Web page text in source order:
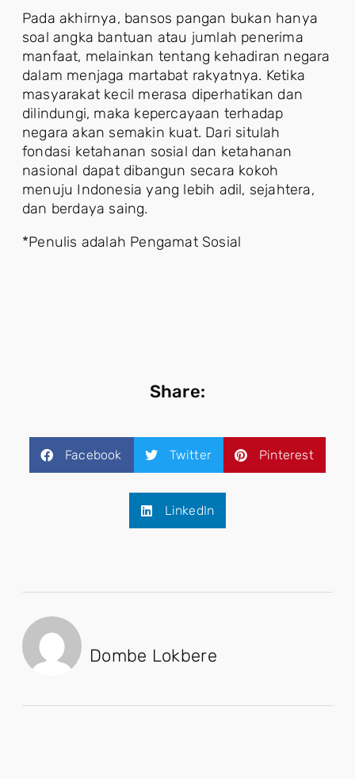
Pada akhirnya, bansos pangan bukan hanya
soal angka bantuan atau jumlah penerima
manfaat, melainkan tentang kehadiran negara
dalam menjaga martabat rakyatnya. Ketika
masyarakat kecil merasa diperhatikan dan
dilindungi, maka kepercayaan terhadap
negara akan semakin kuat. Dari situlah
fondasi ketahanan sosial dan ketahanan
nasional dapat dibangun secara kokoh
menuju Indonesia yang lebih adil, sejahtera,
dan berdaya saing.
*Penulis adalah Pengamat Sosial
Share:
Facebook Twitter Pinterest
LinkedIn
Dombe Lokbere